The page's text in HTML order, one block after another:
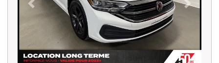
Previous Next